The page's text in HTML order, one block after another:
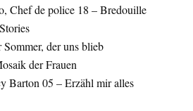
Chef de police 18 – Bredouille
der uns blieb
der Frauen
Barton 05 – Erzähl mir alles